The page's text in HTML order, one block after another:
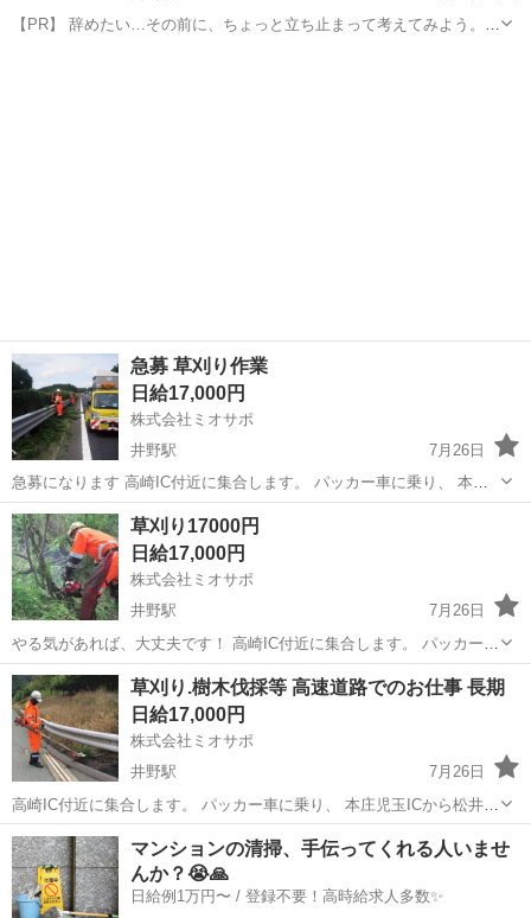
【PR】 辞めたい…その前に、ちょっと立ち止まって考えてみよう。
急募 草刈り作業
日給17,000円
株式会社ミオサポ
井野駅
7月26日
急募になります 高崎IC付近に集合します。 パッカー車に乗り、 本庄
児玉ICから松井田ICくらいの区間の高速道路 作業内容 高速道路での草
刈り・樹木の剪定：路肩や法面（のり面）の草刈り、樹木の伐採・剪
定を行い、視界や安全...
群馬 高崎市 井野駅 その他
草刈り17000円
日給17,000円
株式会社ミオサポ
井野駅
7月26日
やる気があれば、大丈夫です！ 高崎IC付近に集合します。 パッカー車
に乗り、 本庄児玉ICから松井田ICくらいの区間の高速道路 作業内容
高速道路での草刈り・樹木の剪定：路肩や法面（のり面）の草刈り、
樹木の伐採・剪定を行...
群馬 高崎市 井野駅 その他 路肩
草刈り.樹木伐採等 高速道路でのお仕事 長期
日給17,000円
株式会社ミオサポ
井野駅
7月26日
高崎IC付近に集合します。 パッカー車に乗り、 本庄児玉ICから松井田
ICくらいの区間の高速道路 作業内容 高速道路での草刈り・樹木の剪
定：路肩や法面（のり面）の草刈り、樹木の伐採・剪定を行い、視界
や安全を確保。 冬になる...
群馬 高崎市 その他
マンションの清掃、手伝ってくれる人いませ
んか？😭🙏
日給例1万円〜 / 登録不要！高時給求人多数✨